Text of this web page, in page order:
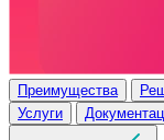
Преимущества
Услуги